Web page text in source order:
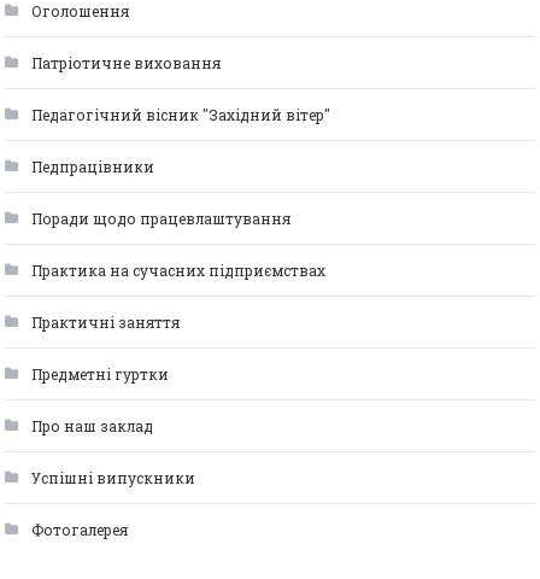
Оголошення
Патріотичне виховання
Педагогічний вісник "Західний вітер"
Педпрацівники
Поради щодо працевлаштування
Практика на сучасних підприємствах
Практичні заняття
Предметні гуртки
Про наш заклад
Успішні випускники
Фотогалерея